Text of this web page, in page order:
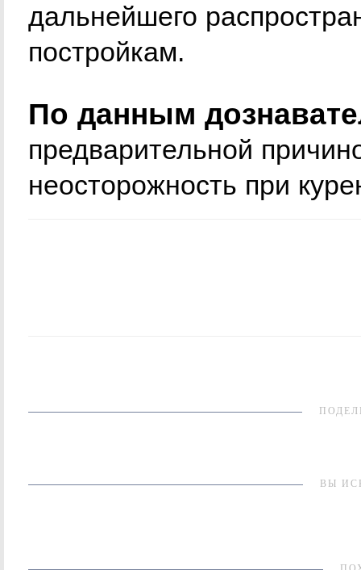
дальнейшего
постройкам.
По данным
предварительной
неосторожность при
ВЫ